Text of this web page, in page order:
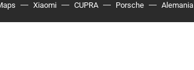
Xiaomi CUPRA Porsche Alemania